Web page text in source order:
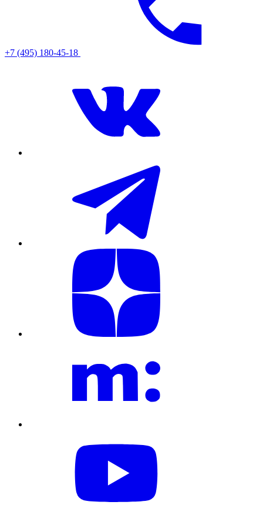
+7 (495) 180-45-18